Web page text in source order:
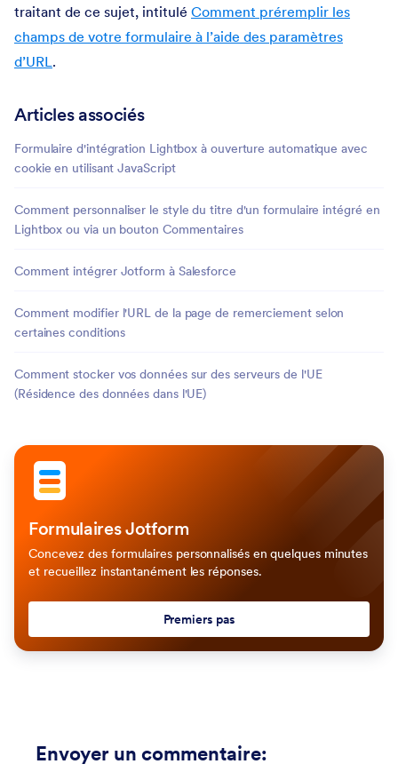
traitant de ce sujet, intitulé Comment préremplir les
champs de votre formulaire à l’aide des paramètres
d’URL.
Articles associés
Formulaire d'intégration Lightbox à ouverture automatique avec
cookie en utilisant JavaScript
Comment personnaliser le style du titre d'un formulaire intégré en
Lightbox ou via un bouton Commentaires
Comment intégrer Jotform à Salesforce
Comment modifier l'URL de la page de remerciement selon
certaines conditions
Comment stocker vos données sur des serveurs de l'UE
(Résidence des données dans l'UE)
Formulaires Jotform
Concevez des formulaires personnalisés en quelques minutes
et recueillez instantanément les réponses.
Premiers pas
Envoyer un commentaire: